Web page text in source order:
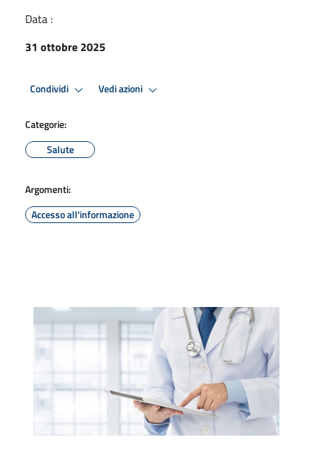
Data :
31 ottobre 2025
Condividi Vedi azioni
Categorie:
Salute
Argomenti:
Accesso all'informazione